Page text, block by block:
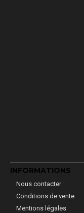
INFORMATIONS
Nous contacter
Conditions de vente
Mentions légales